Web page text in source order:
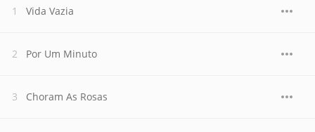
Vida Vazia
Por Um Minuto
Choram As Rosas